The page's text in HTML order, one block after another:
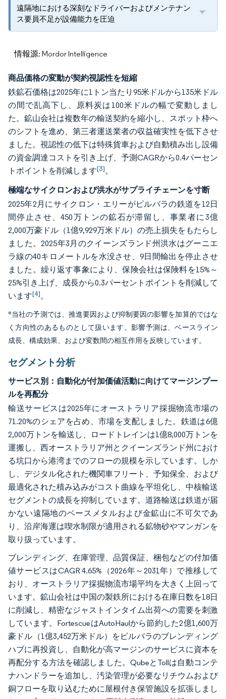
遠隔地における深刻なドライバーおよびメンテナン
ス要員不足が設備能力を圧迫
情報源: Mordor Intelligence
商品価格の変動が契約視認性を短縮
鉄鉱石価格は2025年に1トン当たり95米ドルから135米ドル
の間で乱高下し、原料炭は100米ドルの幅で変動しまし
た。鉱山会社は複数年の輸送契約を縮小し、スポット枠へ
のシフトを進め、第三者運送業者の収益確実性を低下させ
ました。視認性の低下は特殊貨車および自動積み出し設備
の資金調達コストを引き上げ、予測CAGRから0.4パーセン
トポイントを削減します[3]。
極端なサイクロンおよび洪水がサプライチェーンを寸断
2025年2月にサイクロン・エリーがピルバラの鉄道を12日
間停止させ、450万トンの鉱石が滞留し、事業者に3億
2,000万豪ドル（1億9,929万米ドル）の売上損失をもたらし
ました。2025年3月のクイーンズランド州洪水はグーニエ
ラ線の40キロメートルを水没させ、9日間輸出を停止させ
ました。繰り返す事象により、保険会社は保険料を15%～
25%引き上げ、成長から0.3パーセントポイントを削減して
います[4]。
*当社の予測では、推進要因および抑制要因の影響を加算的ではな
く方向性のあるものとして扱います。影響予測は、ベースライン
成長、構成効果、および変数間の相互作用を反映しています。
セグメント分析
サービス別：自動化が付加価値活動に向けてマージンプー
ルを再配分
輸送サービスは2025年にオーストラリア採掘物流市場の
71.20%のシェアを占め、市場を支配しました。鉄道は6億
2,000万トンを輸送し、ロードトレインは1億8,000万トンを
運搬し、西オーストラリア州とクイーンズランド州におけ
る坑口から港湾までのフローの規模を示しています。しか
し、デジタル化された機関車フリート、予知保全、および
最適化された積み込みがコスト曲線を平坦化し、中核輸送
セグメントの成長を抑制しています。道路輸送は鉄道が届
かない遠隔地のベースメタルおよび金鉱山に不可欠であ
り、沿岸海運は喫水制限が適用される鉱物砂やマンガンを
取り扱っています。
ブレンディング、在庫管理、品質保証、梱包などの付加価
値サービスはCAGR 4.65%（2026年～2031年）で推移して
おり、オーストラリア採掘物流市場平均を大きく上回って
います。鉱山会社は中国の製鉄所における在庫日数を18日
に削減し、精密なジャストインタイム出荷への需要を刺激
しています。FortescueはAutoHaulから節約した2億1,600万
豪ドル（1億3,452万米ドル）をピルバラのブレンディング
ハブに再投資し、自動化が高マージンのサービスに資本を
再配分する方法を確認しました。QubeとTollは自動コンテ
ナハンドラーを追加し、汚染管理が必要なリチウムおよび
銅フローを取り込むために屋根付き保管施設を拡張しまし